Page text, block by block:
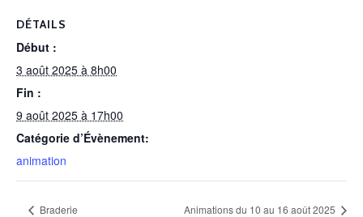
DÉTAILS
Début :
3 août 2025 à 8h00
Fin :
9 août 2025 à 17h00
Catégorie d’Évènement:
animation
Braderie Animations du 10 au 16 août 2025